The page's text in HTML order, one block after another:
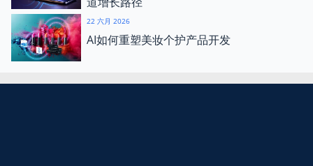
22 六月 2026
AI如何重塑美妆个护产品开发